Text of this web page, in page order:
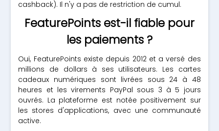
cashback). Il n'y a pas de restriction de cumul.
FeaturePoints est-il fiable pour
les paiements ?
Oui, FeaturePoints existe depuis 2012 et a versé des
millions de dollars à ses utilisateurs. Les cartes
cadeaux numériques sont livrées sous 24 à 48
heures et les virements PayPal sous 3 à 5 jours
ouvrés. La plateforme est notée positivement sur
les stores d'applications, avec une communauté
active.